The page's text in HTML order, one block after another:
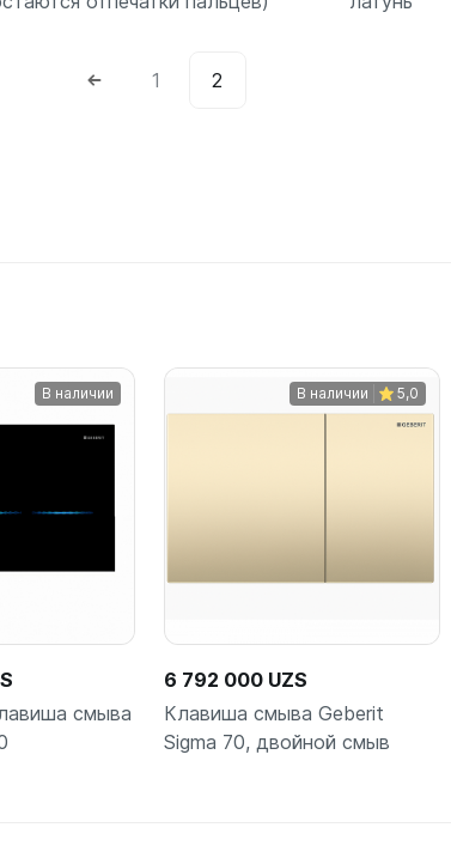
1 2
В наличии
смыва
В наличии 5,0
6 792 000 UZS
Клавиша смыва Geberit
Sigma 70, двойной смыв